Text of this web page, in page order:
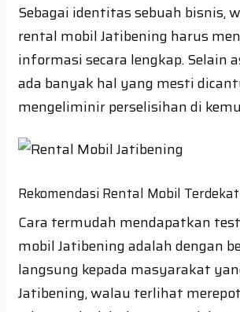
Sebagai identitas sebuah bisnis,
rental mobil Jatibening harus
informasi secara lengkap. Selain
ada banyak hal yang mesti
mengeliminir perselisihan di
Rekomendasi Rental Mobil
Cara termudah mendapatkan
mobil Jatibening adalah dengan
langsung kepada masyarakat
Jatibening, walau terlihat